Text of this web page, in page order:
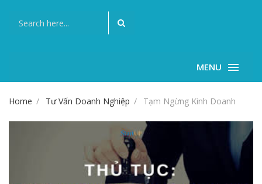
MENU
Home Tư Vấn Doanh Nghiệp Tạm Ngừng Kinh Doanh